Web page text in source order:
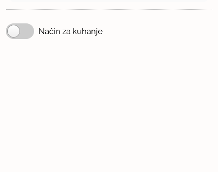
Način za kuhanje